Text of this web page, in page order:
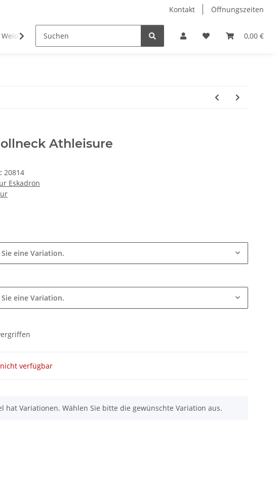
Kontakt Öffnungszeiten
0,00 €
Hobby Horse Dienstleistungen Geschenkartikel &
Athleisure
20814
Eskadron
eine Variation.
eine Variation.
verfügbar
hat Variationen. Wählen Sie bitte die gewünschte Variation aus.